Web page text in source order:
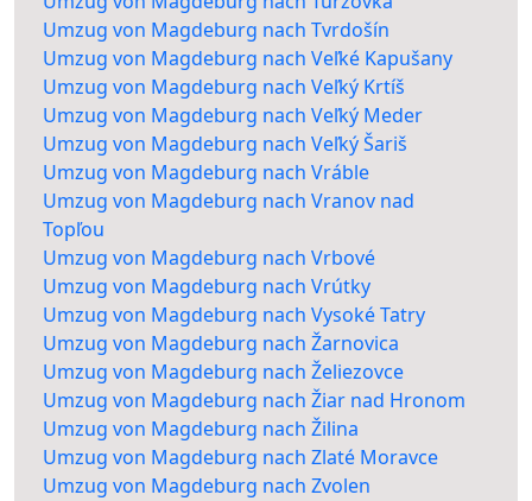
Umzug von Magdeburg nach Tvrdošín
Umzug von Magdeburg nach Veľké Kapušany
Umzug von Magdeburg nach Veľký Krtíš
Umzug von Magdeburg nach Veľký Meder
Umzug von Magdeburg nach Veľký Šariš
Umzug von Magdeburg nach Vráble
Umzug von Magdeburg nach Vranov nad
Topľou
Umzug von Magdeburg nach Vrbové
Umzug von Magdeburg nach Vrútky
Umzug von Magdeburg nach Vysoké Tatry
Umzug von Magdeburg nach Žarnovica
Umzug von Magdeburg nach Želiezovce
Umzug von Magdeburg nach Žiar nad Hronom
Umzug von Magdeburg nach Žilina
Umzug von Magdeburg nach Zlaté Moravce
Umzug von Magdeburg nach Zvolen